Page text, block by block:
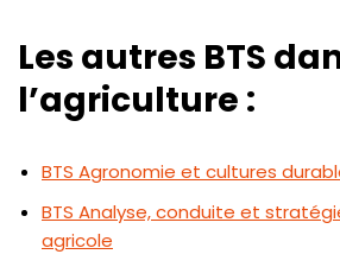
Les autres BTS
l’agriculture :
BTS Agronomie et cultures
BTS Analyse, conduite et
agricole